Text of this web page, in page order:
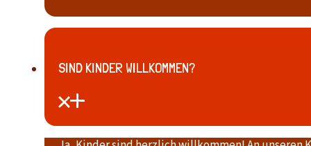
SIND KINDER WILLKOMMEN?